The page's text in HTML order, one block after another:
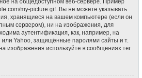
на общедоступном веб-сервере. Пример
my-picture.gif. Вы не можете указывать
хранящиеся на вашем компьютере (если он
сервером), ни на изображения, для
аутентификация, как, например, на
или Yahoo, защищённые паролями сайты и т.
изображения используйте в сообщениях тег